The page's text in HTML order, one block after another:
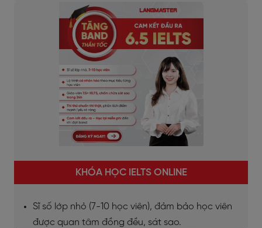
KHÓA HỌC IELTS ONLINE
Sĩ số lớp nhỏ (7-10 học viên), đảm bảo học viên
được quan tâm đồng đều, sát sao.